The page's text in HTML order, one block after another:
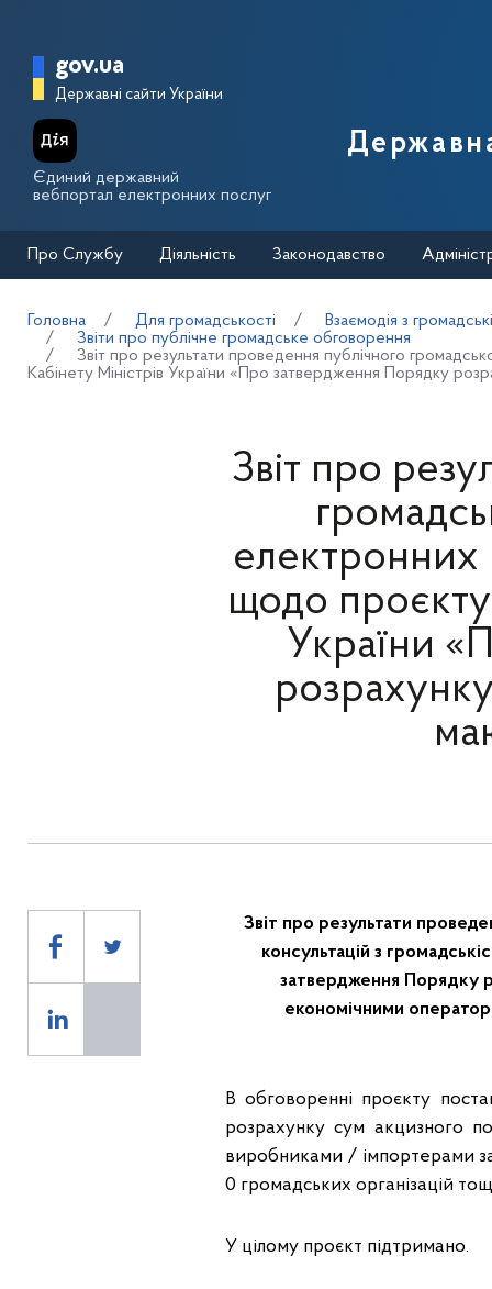
Головна сторінка Державної
gov.ua
Державні сайти України
Єдиний державний
вебпортал електронних послуг
Про Службу Діяльність Законодавство
Головна Для громадськості
Взаємодія з
Звіти про публічне громадське обговорення
Звіт про результати проведення публічного
Кабінету Міністрів України «Про затвердження Порядку
Звіт про
електронних
щодо проєкту
України
Звіт про результати
консультацій з
затвердження Порядку
економічними
В обговоренні проєкту
розрахунку сум акцизного
виробниками / імпортерами за
0 громадських організацій
У цілому проєкт підтримано.